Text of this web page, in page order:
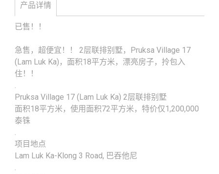
产品详情
已售！！
急售，超便宜！！ 2层联排别墅，Pruksa Village 17
(Lam Luk Ka)，面积18平方米，漂亮房子，拎包入
住！！
.
Pruksa Village 17 (Lam Luk Ka) 2层联排别墅
面积18平方米，使用面积72平方米，特价仅1,200,000
泰铢
.
项目地点
Lam Luk Ka-Klong 3 Road, 巴吞他尼
.